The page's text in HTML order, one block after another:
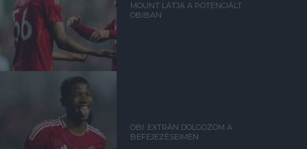
MOUNT LÁTJA A POTENCIÁLT
OBIBAN
OBI: EXTRÁN DOLGOZOM A
BEFEJEZÉSEIMEN